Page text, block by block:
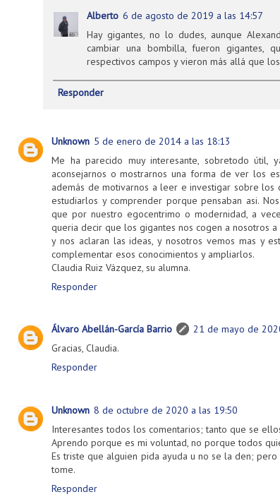
Alberto 6 de agosto de 2019 a las 14:57
Hay gigantes, no lo dudes, aunque
cambiar una bombilla, fueron gigantes,
respectivos campos y vieron más allá que
Responder
Unknown 5 de enero de 2014 a las 18:13
Me ha parecido muy interesante, sobretodo
aconsejarnos o mostrarnos una forma de ver los
además de motivarnos a leer e investigar sobre los
estudiarlos y comprender porque pensaban asi.
que por nuestro egocentrimo o modernidad, a
queria decir que los gigantes nos cogen a nosotros
y nos aclaran las ideas, y nosotros vemos mas y
complementar esos conocimientos y ampliarlos.
Claudia Ruiz Vázquez, su alumna.
Responder
Álvaro Abellán-García Barrio
21 de mayo de
Gracias, Claudia.
Responder
Unknown 8 de octubre de 2020 a las 19:50
Interesantes todos los comentarios; tanto que se
Aprendo porque es mi voluntad, no porque todos
Es triste que alguien pida ayuda u no se la den;
tome.
Responder